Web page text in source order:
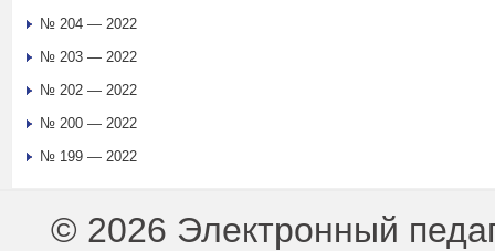
№ 204 — 2022
№ 203 — 2022
№ 202 — 2022
№ 200 — 2022
№ 199 — 2022
© 2026 Электронный